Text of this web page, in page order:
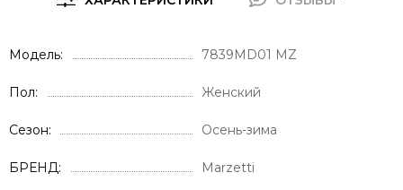
Модель 7839MD01 MZ
Пол Женский
Сезон Осень-зима
БРЕНД Marzetti